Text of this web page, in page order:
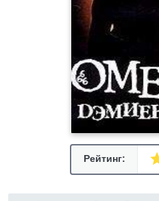
Рейтинг: